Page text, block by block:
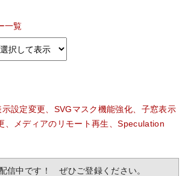
一覧
示設定変更、SVGマスク機能強化、子窓表示
、メディアのリモート再生、Speculation
信中です！ ぜひご登録ください。